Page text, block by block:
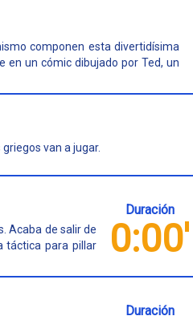
componen esta divertidísima
en un cómic dibujado por Ted, un
van a jugar.
Acaba de salir de
táctica para pillar
Duración
0:00'
Duración